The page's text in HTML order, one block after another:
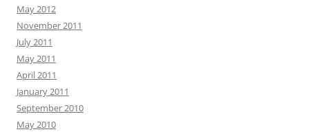
May 2012
November 2011
July 2011
May 2011
April 2011
January 2011
September 2010
May 2010